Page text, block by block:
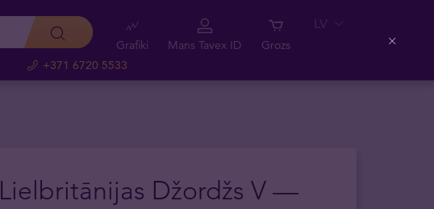
+371 6720 5533
Grafiki Mans Tavex ID Grozs
LV
Lielbritānijas Džordžs V —
Close